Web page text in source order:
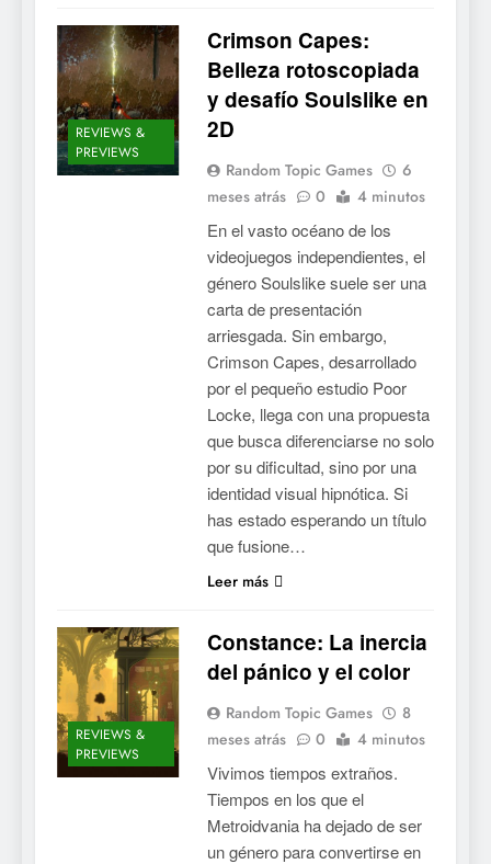
REVIEWS &
PREVIEWS
Crimson Capes:
Belleza rotoscopiada
y desafío Soulslike en
2D
Random Topic Games
6
meses atrás
0 4 minutos
En el vasto océano de los
videojuegos independientes, el
género Soulslike suele ser una
carta de presentación
arriesgada. Sin embargo,
Crimson Capes, desarrollado
por el pequeño estudio Poor
Locke, llega con una propuesta
que busca diferenciarse no solo
por su dificultad, sino por una
identidad visual hipnótica. Si
has estado esperando un título
que fusione…
Leer más
REVIEWS &
PREVIEWS
Constance: La inercia
del pánico y el color
Random Topic Games
8
meses atrás
0 4 minutos
Vivimos tiempos extraños.
Tiempos en los que el
Metroidvania ha dejado de ser
un género para convertirse en